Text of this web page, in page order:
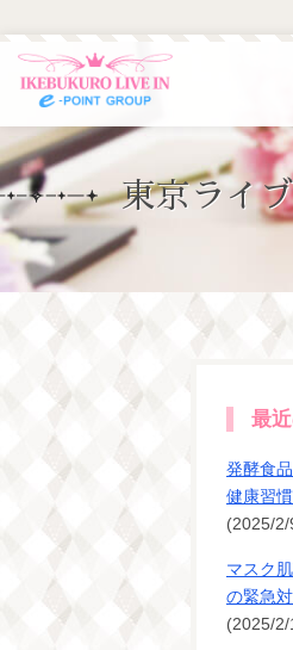
東京ライ
最
発酵食
健康習
(2025/2/
マスク
の緊急対
(2025/2/